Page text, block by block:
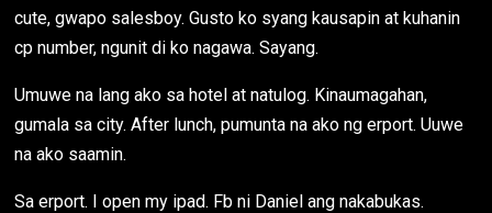
cute, gwapo salesboy. Gusto ko syang kausapin at kuhanin
cp number, ngunit di ko nagawa. Sayang.
Umuwe na lang ako sa hotel at natulog. Kinaumagahan,
gumala sa city. After lunch, pumunta na ako ng erport. Uuwe
na ako saamin.
Sa erport. I open my ipad. Fb ni Daniel ang nakabukas.